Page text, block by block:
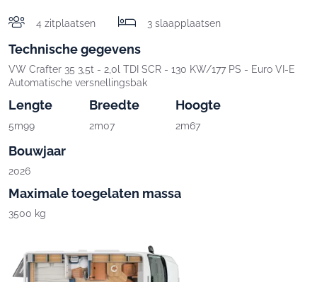
4 zitplaatsen 3 slaapplaatsen
Technische gegevens
VW Crafter 35 3,5t - 2,0l TDI SCR - 130 KW/177 PS - Euro VI-E
Automatische versnellingsbak
Lengte
5m99
Breedte
2m07
Hoogte
2m67
Bouwjaar
2026
Maximale toegelaten massa
3500 kg